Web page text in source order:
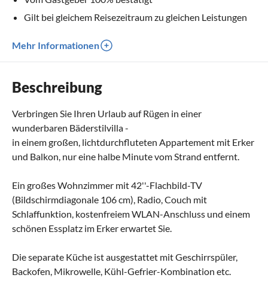
Gilt bei gleichem Reisezeitraum zu gleichen Leistungen
Mehr Informationen
Beschreibung
Verbringen Sie Ihren Urlaub auf Rügen in einer
wunderbaren Bäderstilvilla -
in einem großen, lichtdurchfluteten Appartement mit Erker
und Balkon, nur eine halbe Minute vom Strand entfernt.
Ein großes Wohnzimmer mit 42''-Flachbild-TV
(Bildschirmdiagonale 106 cm), Radio, Couch mit
Schlaffunktion, kostenfreiem WLAN-Anschluss und einem
schönen Essplatz im Erker erwartet Sie.
Die separate Küche ist ausgestattet mit Geschirrspüler,
Backofen, Mikrowelle, Kühl-Gefrier-Kombination etc.